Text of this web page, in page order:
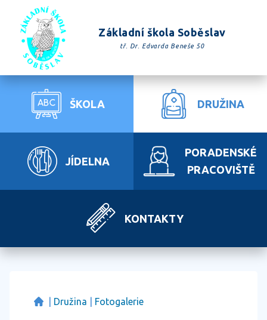
Základní škola Soběslav
tř. Dr. Edvarda Beneše 50
ŠKOLA DRUŽINA
JÍDELNA
PORADENSKÉ
PRACOVIŠTĚ
KONTAKTY
Družina Fotogalerie